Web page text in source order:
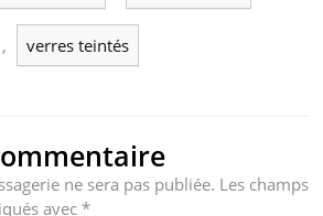
, verres teintés
ne sera pas publiée. Les champs
avec *